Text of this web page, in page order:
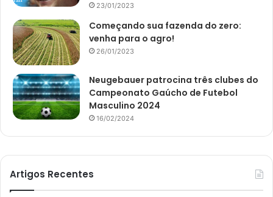
23/01/2023
Começando sua fazenda do zero:
venha para o agro!
26/01/2023
Neugebauer patrocina três clubes do
Campeonato Gaúcho de Futebol
Masculino 2024
16/02/2024
Artigos Recentes